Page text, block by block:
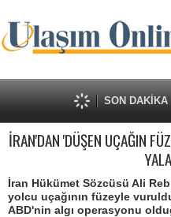
SON DAKİKA
İRAN'DAN 'DÜŞEN UÇAĞIN
İran Hükümet Sözcüsü Ali
yolcu uçağının füzeyle
ABD'nin algı operasyonu